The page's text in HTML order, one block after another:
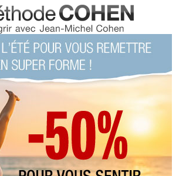
ARCHIVES